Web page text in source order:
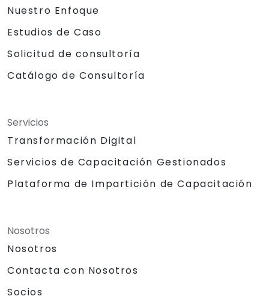
Nuestro Enfoque
Estudios de Caso
Solicitud de consultoría
Catálogo de Consultoría
Servicios
Transformación Digital
Servicios de Capacitación Gestionados
Plataforma de Impartición de Capacitación
Nosotros
Nosotros
Contacta con Nosotros
Socios